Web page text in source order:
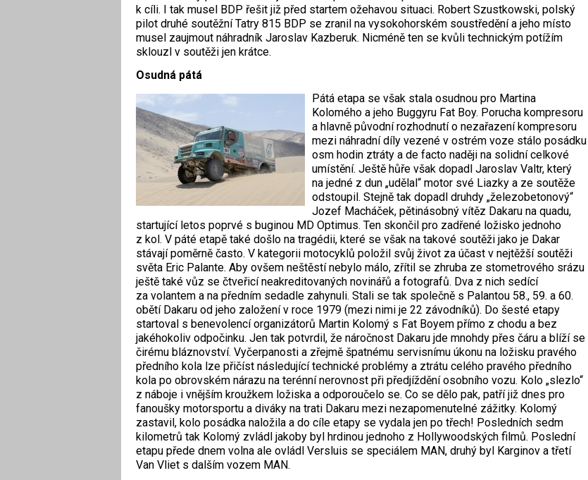
k cíli. I tak musel BDP řešit již před startem ožehavou situaci. Robert Szustkowski, polský
pilot druhé soutěžní Tatry 815 BDP se zranil na vysokohorském soustředění a jeho místo
musel zaujmout náhradník Jaroslav Kazberuk. Nicméně ten se kvůli technickým potížím
sklouzl v soutěži jen krátce.
Osudná pátá
Pátá etapa se však stala osudnou pro Martina
Kolomého a jeho Buggyru Fat Boy. Porucha kompresoru
a hlavně původní rozhodnutí o nezařazení kompresoru
mezi náhradní díly vezené v ostrém voze stálo posádku
osm hodin ztráty a de facto naději na solidní celkové
umístění. Ještě hůře však dopadl Jaroslav Valtr, který
na jedné z dun „udělal“ motor své Liazky a ze soutěže
odstoupil. Stejně tak dopadl druhdy „železobetonový“
Jozef Macháček, pětinásobný vítěz Dakaru na quadu,
startující letos poprvé s buginou MD Optimus. Ten skončil pro zadřené ložisko jednoho
z kol. V páté etapě také došlo na tragédii, které se však na takové soutěži jako je Dakar
stávají poměrně často. V kategorii motocyklů položil svůj život za účast v nejtěžší soutěži
světa Eric Palante. Aby ovšem neštěstí nebylo málo, zřítil se zhruba ze stometrového srázu
ještě také vůz se čtveřicí neakreditovaných novinářů a fotografů. Dva z nich sedící
za volantem a na předním sedadle zahynuli. Stali se tak společně s Palantou 58., 59. a 60.
obětí Dakaru od jeho založení v roce 1979 (mezi nimi je 22 závodníků). Do šesté etapy
startoval s benevolencí organizátorů Martin Kolomý s Fat Boyem přímo z chodu a bez
jakéhokoliv odpočinku. Jen tak potvrdil, že náročnost Dakaru jde mnohdy přes čáru a blíží se
čirému bláznovství. Vyčerpanosti a zřejmě špatnému servisnímu úkonu na ložisku pravého
předního kola lze přičíst následující technické problémy a ztrátu celého pravého předního
kola po obrovském nárazu na terénní nerovnost při předjíždění osobního vozu. Kolo „slezlo“
z náboje i vnějším kroužkem ložiska a odporoučelo se. Co se dělo pak, patří již dnes pro
fanoušky motorsportu a diváky na trati Dakaru mezi nezapomenutelné zážitky. Kolomý
zastavil, kolo posádka naložila a do cíle etapy se vydala jen po třech! Posledních sedm
kilometrů tak Kolomý zvládl jakoby byl hrdinou jednoho z Hollywoodských filmů. Poslední
etapu přede dnem volna ale ovládl Versluis se speciálem MAN, druhý byl Karginov a třetí
Van Vliet s dalším vozem MAN.